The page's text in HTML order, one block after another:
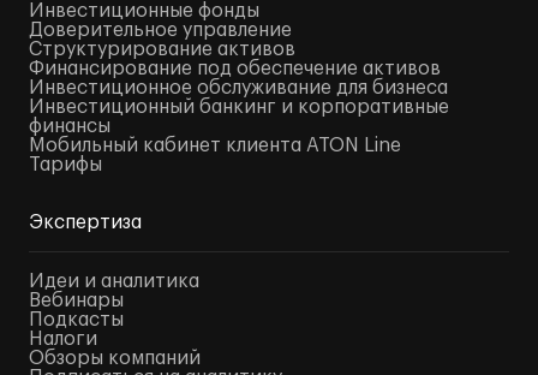
Инвестиционные фонды
Доверительное управление
Структурирование активов
Финансирование под обеспечение активов
Инвестиционное обслуживание для бизнеса
Инвестиционный банкинг и корпоративные
финансы
Мобильный кабинет клиента ATON Line
Тарифы
Экспертиза
Идеи и аналитика
Вебинары
Подкасты
Налоги
Обзоры компаний